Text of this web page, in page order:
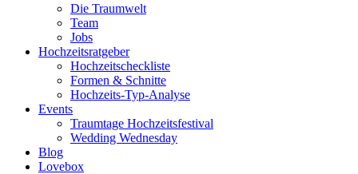
Die Traumwelt
Team
Jobs
Hochzeitsratgeber
Hochzeitscheckliste
Formen & Schnitte
Hochzeits-Typ-Analyse
Events
Traumtage Hochzeitsfestival
Wedding Wednesday
Blog
Lovebox